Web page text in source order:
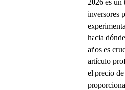
2026 es un
inversores
hacia
años es
artículo
el precio